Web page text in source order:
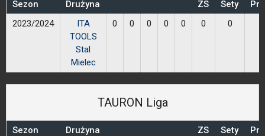
Sezon Drużyna ZS Sety
2023/2024
ITA
TOOLS
Stal
Mielec
0 0 0 0 0 0 0
TAURON Liga
Sezon Drużyna ZS Sety